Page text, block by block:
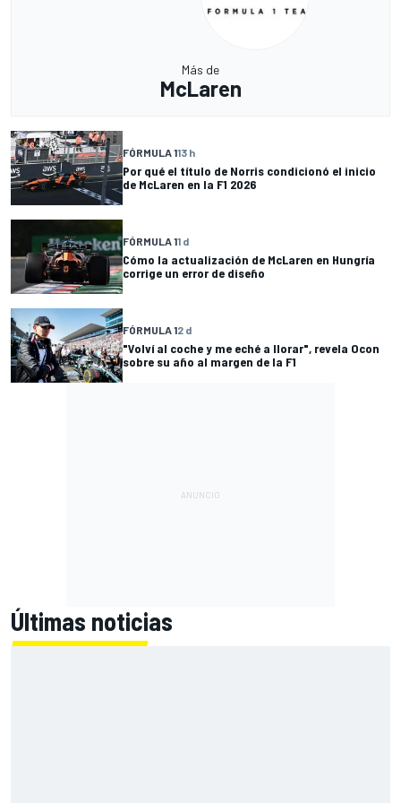
Más de
McLaren
FÓRMULA 113 h
Por qué el título de Norris condicionó el inicio
de McLaren en la F1 2026
FÓRMULA 11 d
Cómo la actualización de McLaren en Hungría
corrige un error de diseño
FÓRMULA 12 d
"Volví al coche y me eché a llorar", revela Ocon
sobre su año al margen de la F1
Últimas noticias